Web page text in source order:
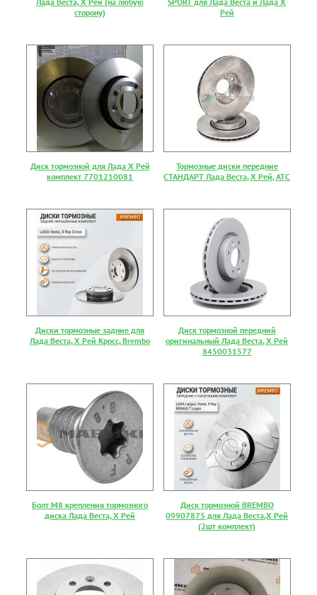
сторону)
Рей
Диск тормозной для Лада Х Рей
комплект 7701210081
Тормозные диски передние
СТАНДАРТ Лада Веста, Х Рей, АТС
Диски тормозные задние для
Лада Веста, Х Рей Кросс, Brembo
Диск тормозной передний
оригинальный Лада Веста, Х Рей
8450031577
Болт М8 крепления тормозного
диска Лада Веста, Х Рей
Диск тормозной BREMBO
09907875 для Лада Веста,Х Рей
(2шт комплект)